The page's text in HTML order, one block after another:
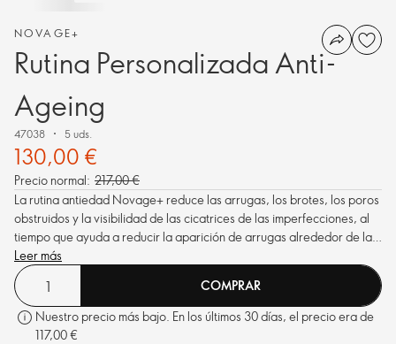
NOVAGE+
Rutina Personalizada Anti-
Ageing
47038 5 uds.
130,00 €
Precio normal: 217,00 €
La rutina antiedad Novage+ reduce las arrugas, los brotes, los poros
obstruidos y la visibilidad de las cicatrices de las imperfecciones, al
tiempo que ayuda a reducir la aparición de arrugas alrededor de la
delicada zona del contorno de ojos. Formulado para proporcionar un
rendimiento superior a la piel, dejándola mucho más tersa.
Leer más
COMPRAR
Nuestro precio más bajo. En los últimos 30 días, el precio era de
117,00 €